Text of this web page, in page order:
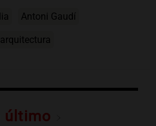
Antoni Gaudí
arquitectura
último